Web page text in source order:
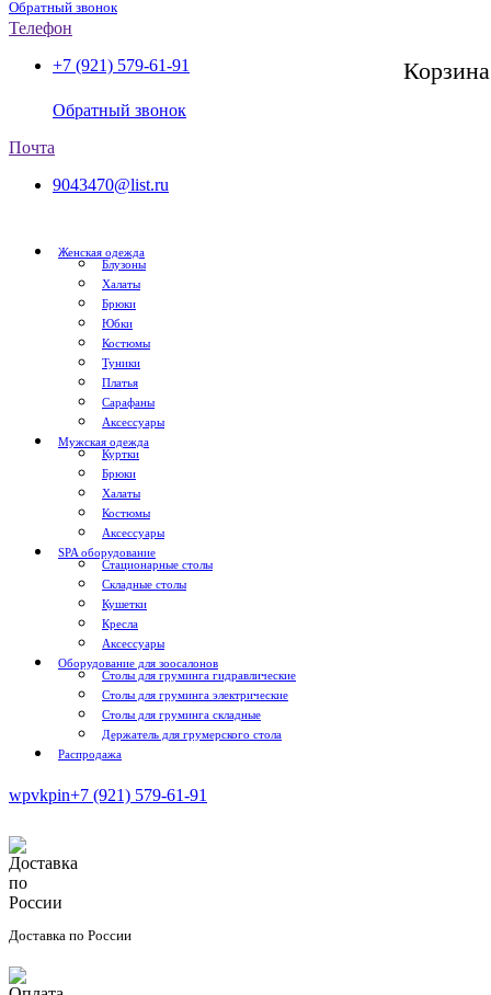
Обратный звонок
Корзина
Телефон
+7 (921) 579-61-91
Обратный звонок
Почта
9043470@list.ru
Женская одежда
Блузоны
Халаты
Брюки
Юбки
Костюмы
Туники
Платья
Сарафаны
Аксессуары
Мужская одежда
Куртки
Брюки
Халаты
Костюмы
Аксессуары
SPA оборудование
Стационарные столы
Складные столы
Кушетки
Кресла
Аксессуары
Оборудование для зоосалонов
Столы для груминга гидравлические
Столы для груминга электрические
Столы для груминга складные
Держатель для грумерского стола
Распродажа
wpvkpin+7 (921) 579-61-91
Доставка по России